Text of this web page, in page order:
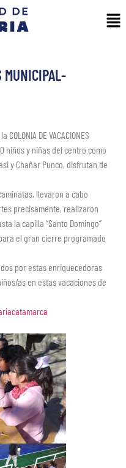
MUNICIPAL-
DE VACACIONES
niños y niñas del centro como
y Chañar Punco, disfrutan de
llevaron a cabo
precisamente, realizaron
la capilla “Santo Domingo”
el gran cierre programado
por estas enriquecedoras
as en estas vacaciones de